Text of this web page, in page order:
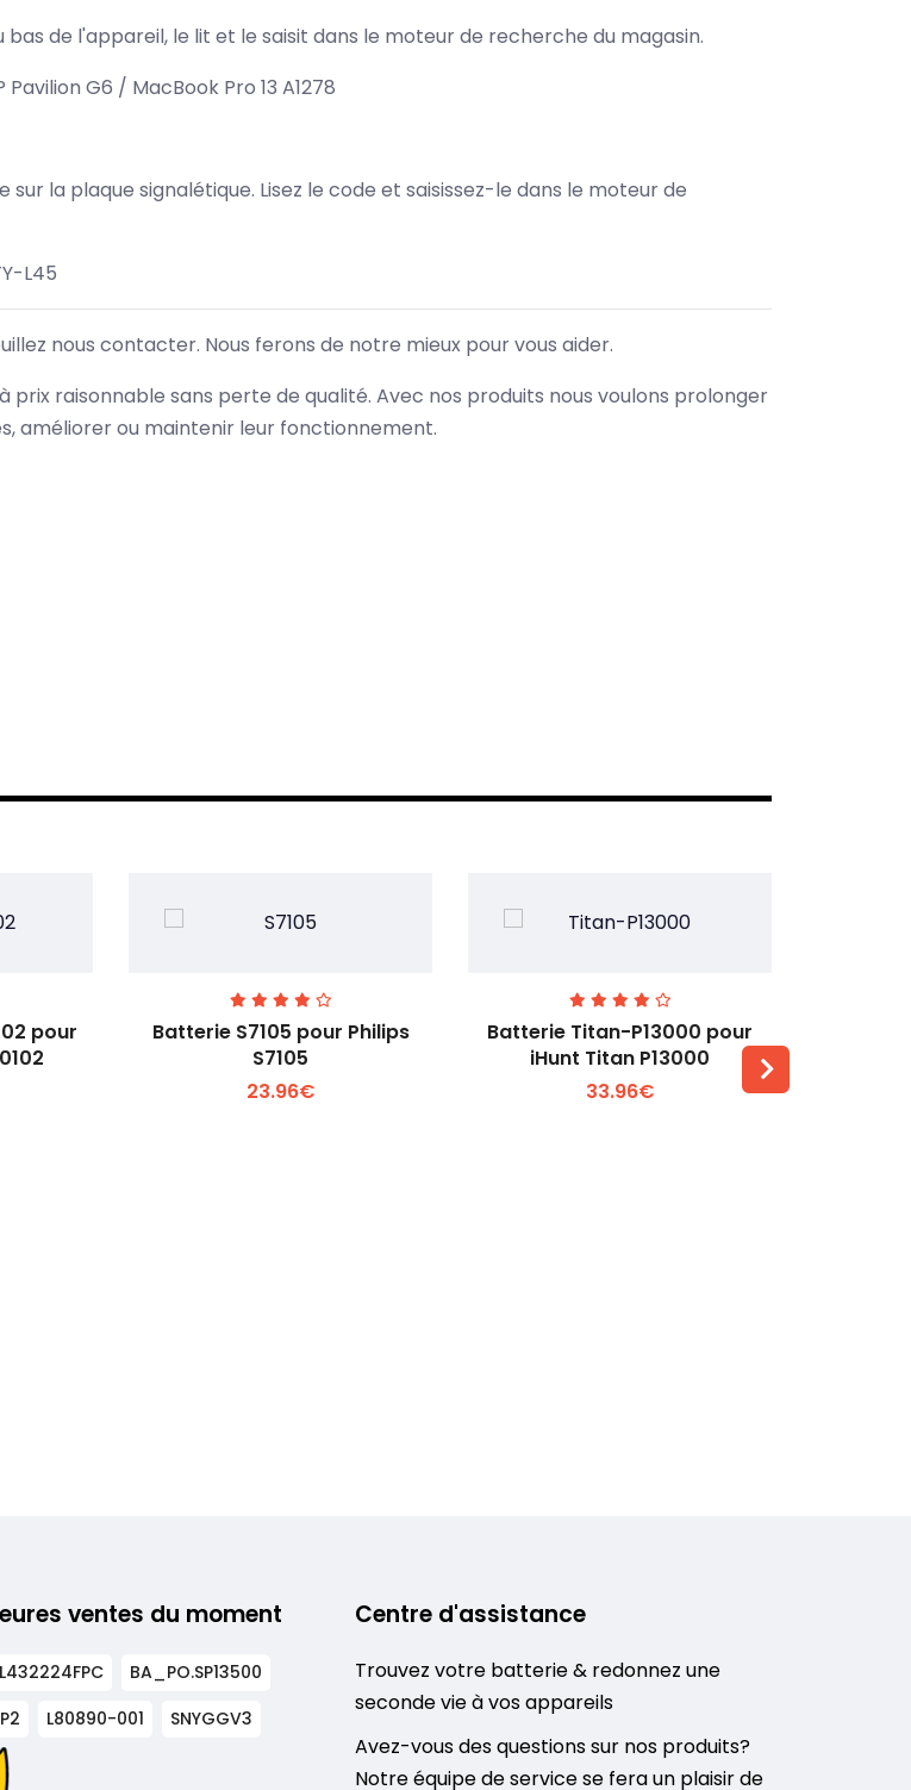
de l'appareil, le lit et le saisit dans le moteur de recherche du magasin.
G6 / MacBook Pro 13 A1278
la plaque signalétique. Lisez le code et saisissez-le dans le moteur de
L45
nous contacter. Nous ferons de notre mieux pour vous aider.
prix raisonnable sans perte de qualité. Avec nos produits nous voulons prolonger
améliorer ou maintenir leur fonctionnement.
pour
Voir plus +
Batterie S7105 pour Philips
S7105
23.96€
Voir plus +
Batterie Titan-P13000 pour
iHunt Titan P13000
33.96€
ventes du moment
BA_PO.SP13500
L80890-001 SNYGGV3
Centre d'assistance
Trouvez votre batterie & redonnez une
seconde vie à vos appareils
Avez-vous des questions sur nos produits?
Notre équipe de service se fera un plaisir de